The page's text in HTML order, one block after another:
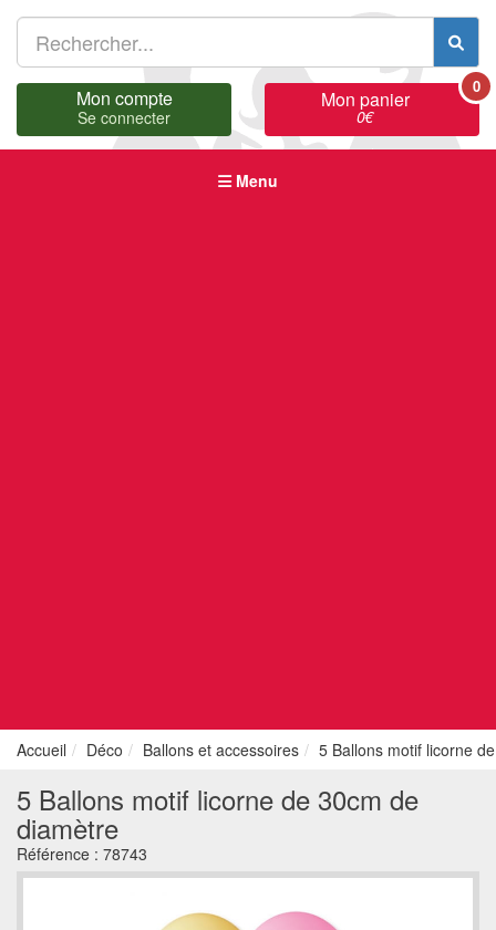
Mon compte
Se connecter
Mon panier
0€
0
Menu
Accueil Déco Ballons et accessoires 5 Ballons motif licorne
5 Ballons motif licorne de 30cm de
diamètre
Référence : 78743